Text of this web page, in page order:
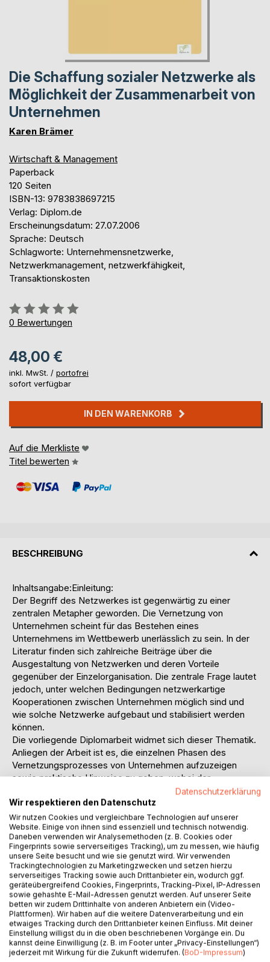
Die Schaffung sozialer Netzwerke als
Möglichkeit der Zusammenarbeit von
Unternehmen
Karen Brämer
Wirtschaft & Management
Paperback
120 Seiten
ISBN-13: 9783838697215
Verlag: Diplom.de
Erscheinungsdatum: 27.07.2006
Sprache: Deutsch
Schlagworte: Unternehmensnetzwerke,
Netzwerkmanagement, netzwerkfähigkeit,
Transaktionskosten
Bewertung::
0%
0 Bewertungen
48,00 €
inkl. MwSt. / portofrei
sofort verfügbar
IN DEN WARENKORB
Auf die Merkliste
Titel bewerten
BESCHREIBUNG
Inhaltsangabe:Einleitung:
Der Begriff des Netzwerkes ist gegenwärtig zu einer
zentralen Metapher geworden. Die Vernetzung von
Unternehmen scheint für das Bestehen eines
Unternehmens im Wettbewerb unerlässlich zu sein. In der
Literatur finden sich zahlreiche Beiträge über die
Ausgestaltung von Netzwerken und deren Vorteile
gegenüber der Einzelorganisation. Die zentrale Frage lautet
jedoch, unter welchen Bedingungen netzwerkartige
Kooperationen zwischen Unternehmen möglich sind und
wie solche Netzwerke aufgebaut und stabilisiert werden
können.
Die vorliegende Diplomarbeit widmet sich dieser Thematik.
Anliegen der Arbeit ist es, die einzelnen Phasen des
Vernetzungsprozesses von Unternehmen aufzuzeigen
sowie praktische Hinweise zu geben, wobei der
Schwerpunkt auf die Bildung und Funktionsweise dieser
Organisationsform gelegt werden soll. Zu diesem Zweck
ist die Arbeit in drei Teile gegliedert.
Im ersten Teil (Abschnitt 2) soll dem Leser nach einer
allgemeinen Einführung der Begriff des sozialen
Netzwerkes näher gebracht werden. Dem schließt sich ein
Überblick über die verschiedenen Erklärungsansätze von
Netzwerken sowie die Diskussion an, ob es sich bei
Netzwerken um eine Hybridform oder eine eigenständige
Organisationsform handelt. Im Weiteren folgt eine
Übersicht über die in der Literatur am häufigsten genannten
Netzwerktypen und ihre Unterscheidungsmerkmale, wobei
der Schwerpunkt der Arbeit auf das interorganisationale
Netzwerk gelegt werden soll.
Datenschutzerklärung
Wir respektieren den Datenschutz
Wir nutzen Cookies und vergleichbare Technologien auf unserer
Website. Einige von ihnen sind essenziell und technisch notwendig.
Daneben verwenden wir Analysemethoden (z. B. Cookies oder
Fingerprints sowie serverseitiges Tracking), um zu messen, wie häufig
unsere Seite besucht und wie sie genutzt wird. Wir verwenden
Trackingtechnologien zu Marketingzwecken und setzen hierzu
serverseitiges Tracking sowie auch Drittanbieter ein, wodurch ggf.
geräteübergreifend Cookies, Fingerprints, Tracking-Pixel, IP-Adressen
sowie gehashte E-Mail-Adressen genutzt werden. Auf unserer Seite
betten wir zudem Drittinhalte von anderen Anbietern ein (Video-
Plattformen). Wir haben auf die weitere Datenverarbeitung und ein
etwaiges Tracking durch den Drittanbieter keinen Einfluss. Mit deiner
Einstellung willigst du in die oben beschriebenen Vorgänge ein. Du
kannst deine Einwilligung (z. B. im Footer unter „Privacy-Einstellungen“)
jederzeit mit Wirkung für die Zukunft widerrufen. (BoD-Impressum)